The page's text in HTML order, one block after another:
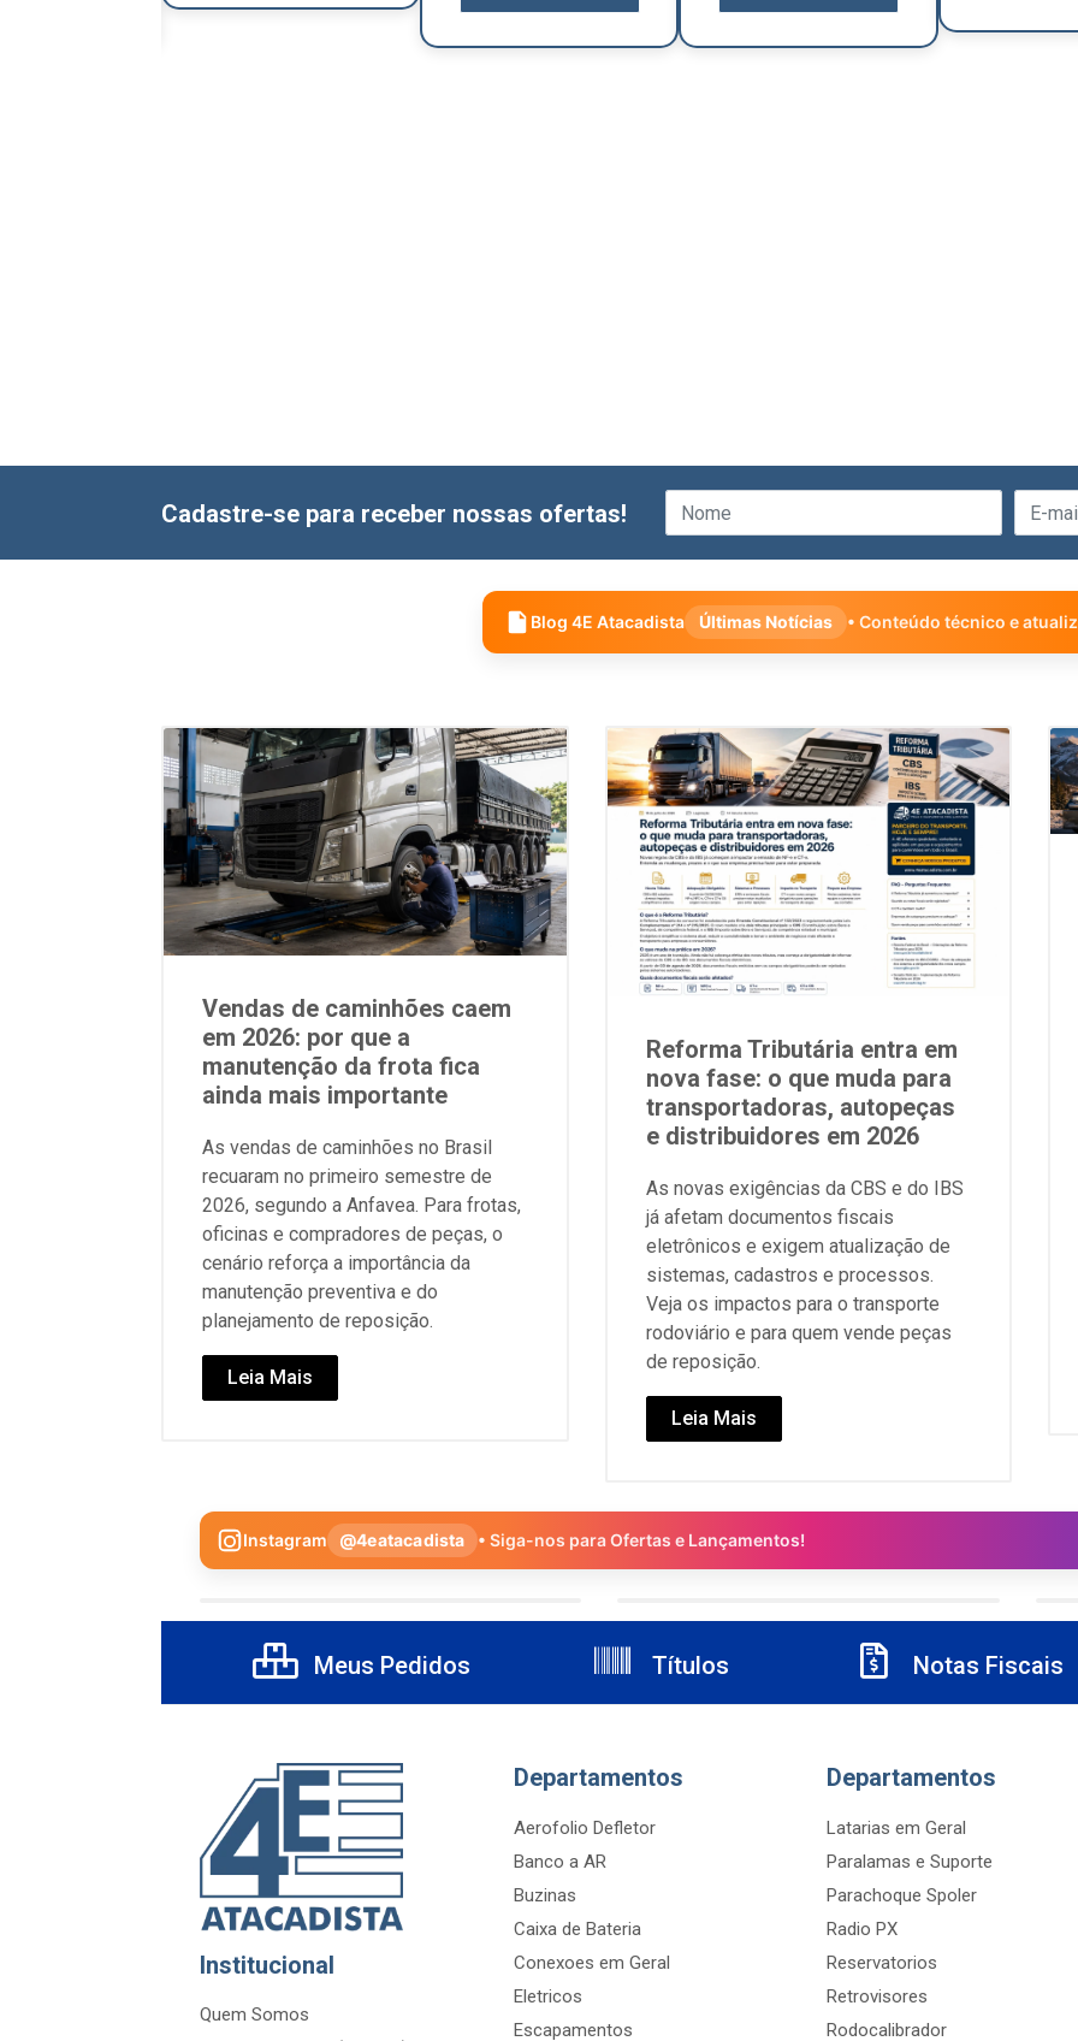
Cadastre-se para receber nossas ofertas!
Blog 4E Atacadista Últimas Notícias • Conteúdo técnico e
Vendas de caminhões caem
em 2026: por que a
manutenção da frota fica
ainda mais importante
As vendas de caminhões no Brasil
recuaram no primeiro semestre de
2026, segundo a Anfavea. Para frotas,
oficinas e compradores de peças, o
cenário reforça a importância da
manutenção preventiva e do
planejamento de reposição.
Leia Mais
Reforma Tributária entra em
nova fase: o que muda para
transportadoras, autopeças
e distribuidores em 2026
As novas exigências da CBS e do IBS
já afetam documentos fiscais
eletrônicos e exigem atualização de
sistemas, cadastros e processos.
Veja os impactos para o transporte
rodoviário e para quem vende peças
de reposição.
Leia Mais
Instagram @4eatacadista • Siga-nos para Ofertas e Lançamentos!
Meus Pedidos Títulos Notas Fiscais
Institucional
Quem Somos
Departamentos
Aerofolio Defletor
Banco a AR
Buzinas
Caixa de Bateria
Conexoes em Geral
Eletricos
Escapamentos
Departamentos
Latarias em Geral
Paralamas e Suporte
Parachoque Spoler
Radio PX
Reservatorios
Retrovisores
Rodocalibrador